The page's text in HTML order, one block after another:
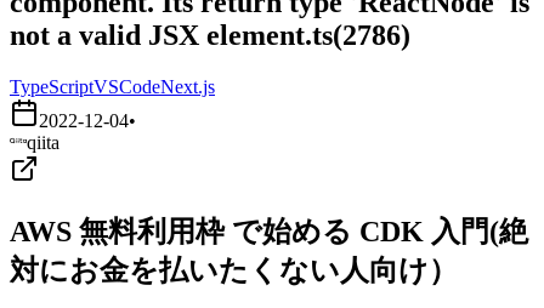
not a valid JSX element.ts(2786)
TypeScriptVSCodeNext.js
2022-12-04•
qiita
AWS 無料利用枠 で始める CDK 入門(絶
対にお金を払いたくない人向け）